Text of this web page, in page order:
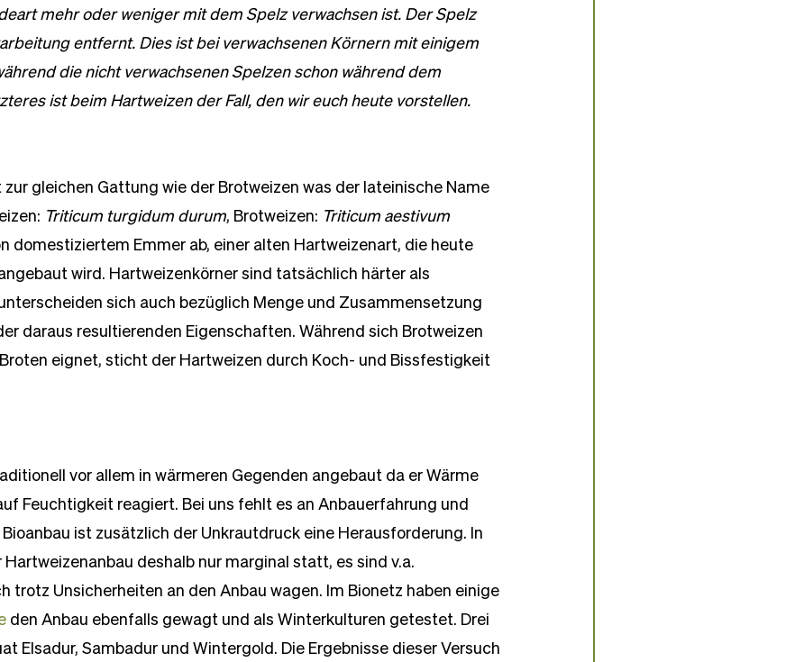
mehr oder weniger mit dem Spelz verwachsen ist. Der Spelz
entfernt. Dies ist bei verwachsenen Körnern mit einigem
die nicht verwachsenen Spelzen schon während dem
ist beim Hartweizen der Fall, den wir euch heute vorstellen.
gleichen Gattung wie der Brotweizen was der lateinische Name
Triticum turgidum durum, Brotweizen: Triticum aestivum
domestiziertem Emmer ab, einer alten Hartweizenart, die heute
wird. Hartweizenkörner sind tatsächlich härter als
sich auch bezüglich Menge und Zusammensetzung
daraus resultierenden Eigenschaften. Während sich Brotweizen
eignet, sticht der Hartweizen durch Koch- und Bissfestigkeit
vor allem in wärmeren Gegenden angebaut da er Wärme
Feuchtigkeit reagiert. Bei uns fehlt es an Anbauerfahrung und
ist zusätzlich der Unkrautdruck eine Herausforderung. In
deshalb nur marginal statt, es sind v.a.
trotz Unsicherheiten an den Anbau wagen. Im Bionetz haben einige
den Anbau ebenfalls gewagt und als Winterkulturen getestet. Drei
Elsadur, Sambadur und Wintergold. Die Ergebnisse dieser Versuch